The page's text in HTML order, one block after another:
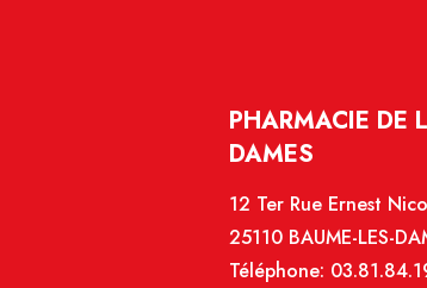
PHARMACIE DE
DAMES
12 Ter Rue Ernest
25110 BAUME-LES-
Téléphone: